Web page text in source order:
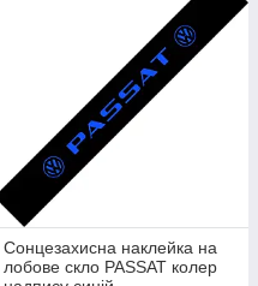
Сонцезахисна наклейка на
лобове скло PASSAT колер